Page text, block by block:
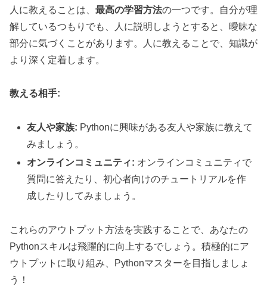
人に教えることは、 最高の学習方法の一つです。自分が理
解しているつもりでも、人に説明しようとすると、曖昧な
部分に気づくことがあります。人に教えることで、知識が
より深く定着します。
教える相手:
友人や家族: Pythonに興味がある友人や家族に教えて
みましょう。
オンラインコミュニティ: オンラインコミュニティで
質問に答えたり、初心者向けのチュートリアルを作
成したりしてみましょう。
これらのアウトプット方法を実践することで、あなたの
Pythonスキルは飛躍的に向上するでしょう。積極的にア
ウトプットに取り組み、Pythonマスターを目指しましょ
う！